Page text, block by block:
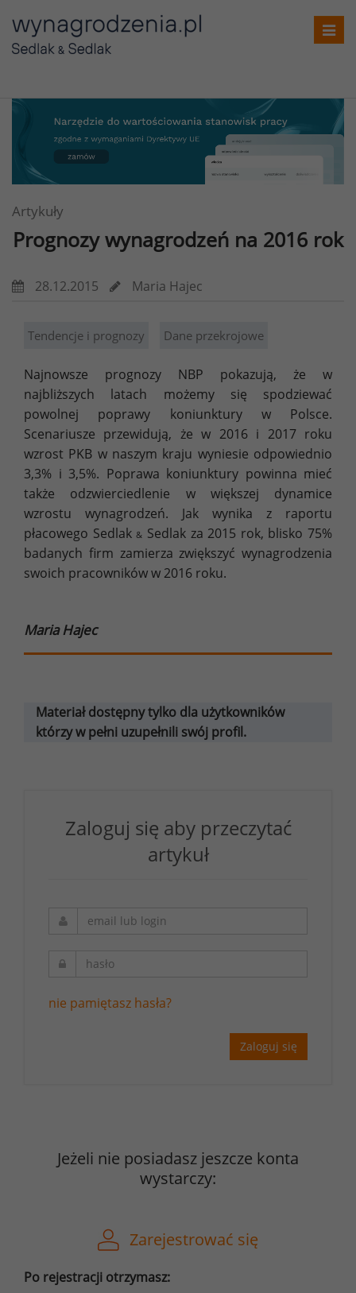
Artykuły
Prognozy wynagrodzeń na 2016 rok
28.12.2015 Maria Hajec
Tendencje i prognozy Dane przekrojowe
Najnowsze prognozy NBP pokazują, że w
najbliższych latach możemy się spodziewać
powolnej poprawy koniunktury w Polsce.
Scenariusze przewidują, że w 2016 i 2017 roku
wzrost PKB w naszym kraju wyniesie odpowiednio
3,3% i 3,5%. Poprawa koniunktury powinna mieć
także odzwierciedlenie w większej dynamice
wzrostu wynagrodzeń. Jak wynika z raportu
płacowego Sedlak& Sedlak za 2015 rok, blisko 75%
badanych firm zamierza zwiększyć wynagrodzenia
swoich pracowników w 2016 roku.
Maria Hajec
Materiał dostępny tylko dla użytkowników
którzy w pełni uzupełnili swój profil.
Zaloguj się aby przeczytać
artykuł
nie pamiętasz hasła?
Zaloguj się
Jeżeli nie posiadasz jeszcze konta
wystarczy:
Zarejestrować się
Po rejestracji otrzymasz: